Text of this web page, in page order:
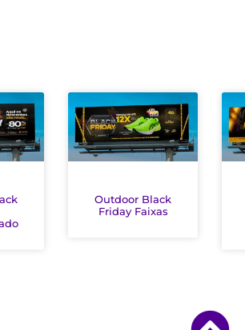
Outdoor Black
Friday Faixas